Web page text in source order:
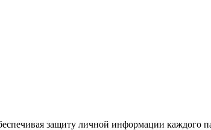
защиту личной информации каждого